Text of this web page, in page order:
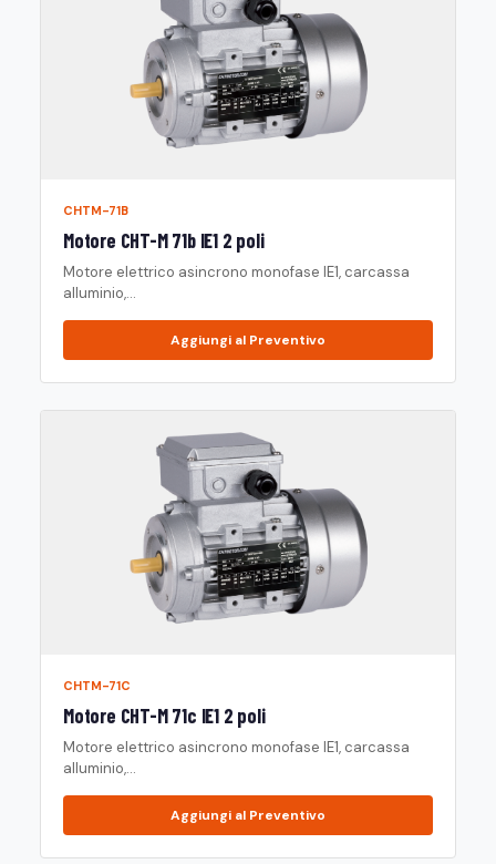
CHTM-71B
Motore CHT-M 71b IE1 2 poli
Motore elettrico asincrono monofase IE1, carcassa
alluminio,...
Aggiungi al Preventivo
CHTM-71C
Motore CHT-M 71c IE1 2 poli
Motore elettrico asincrono monofase IE1, carcassa
alluminio,...
Aggiungi al Preventivo